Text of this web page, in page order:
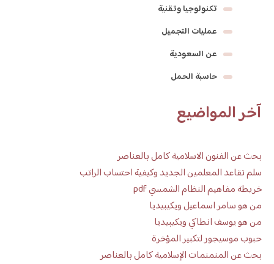
تكنولوجيا وتقنية
عمليات التجميل
عن السعودية
حاسبة الحمل
آخر المواضيع
بحث عن الفنون الاسلامية كامل بالعناصر
سلم تقاعد المعلمين الجديد وكيفية احتساب الراتب
خريطة مفاهيم النظام الشمسي pdf
من هو سامر اسماعيل ويكيبيديا
من هو يوسف انطاكي ويكيبيديا
حبوب موسيجور لتكبير المؤخرة
بحث عن المنمنمات الإسلامية كامل بالعناصر